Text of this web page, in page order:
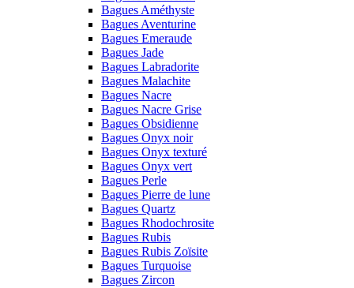
Bagues Améthyste
Bagues Aventurine
Bagues Emeraude
Bagues Jade
Bagues Labradorite
Bagues Malachite
Bagues Nacre
Bagues Nacre Grise
Bagues Obsidienne
Bagues Onyx noir
Bagues Onyx texturé
Bagues Onyx vert
Bagues Perle
Bagues Pierre de lune
Bagues Quartz
Bagues Rhodochrosite
Bagues Rubis
Bagues Rubis Zoïsite
Bagues Turquoise
Bagues Zircon